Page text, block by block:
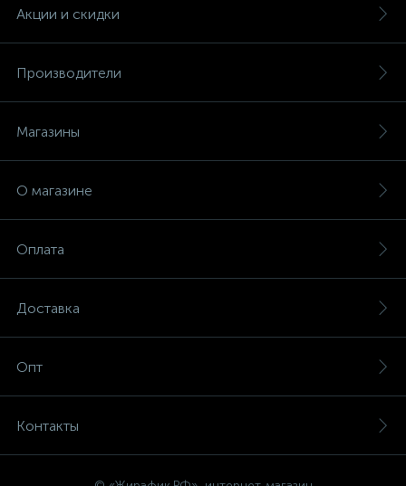
Акции и скидки
Производители
Магазины
О магазине
Оплата
Доставка
Опт
Контакты